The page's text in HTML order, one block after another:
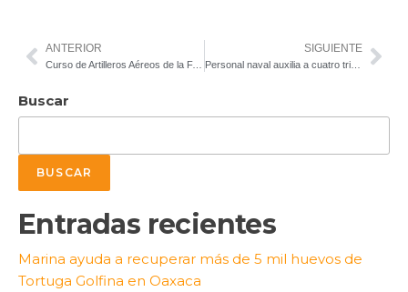
ANTERIOR
Curso de Artilleros Aéreos de la FAM, especializa personal en uso y mantenimiento de sistemas de armamento aéreo
SIGUIENTE
Personal naval auxilia a cuatro tripulantes de una embarcación, en Los Cabos
Buscar
BUSCAR
Entradas recientes
Marina ayuda a recuperar más de 5 mil huevos de
Tortuga Golfina en Oaxaca